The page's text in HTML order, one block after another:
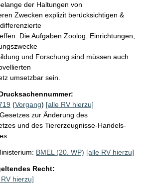
der Haltungen von
Zwecken explizit berücksichtigen &
Die Aufgaben Zoolog. Einrichtungen,
und Forschung sind müssen auch
umsetzbar sein.
(Vorgang) [alle RV hierzu]
zur Änderung des
und des Tiererzeugnisse-Handels-
BMEL (20. WP) [alle RV hierzu]
Recht:
hierzu]